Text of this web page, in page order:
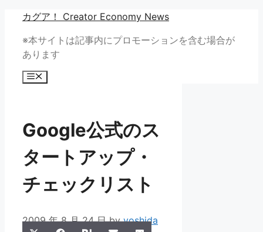
カグア！ Creator Economy News
※本サイトは記事内にプロモーションを含む場合が
あります
メ
Google公式のス
タートアップ・
チェックリスト
2009 年 8 月 24 日 byyoshida